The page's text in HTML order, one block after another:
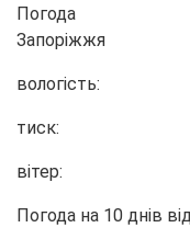
Погода
Запоріжжя
вологість:
тиск:
вітер:
Погода на 10 днів